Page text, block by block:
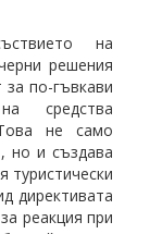
на
решения
по-гъвкави
средства
не само
но и създава
туристически
директивата
реакция при